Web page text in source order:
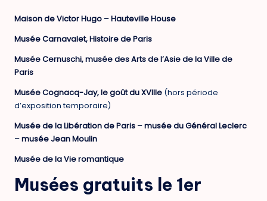
Maison de Victor Hugo – Hauteville House
Musée Carnavalet, Histoire de Paris
Musée Cernuschi, musée des Arts de l’Asie de la Ville de
Paris
Musée Cognacq-Jay, le goût du XVIIIe (hors période
d’exposition temporaire)
Musée de la Libération de Paris – musée du Général Leclerc
– musée Jean Moulin
Musée de la Vie romantique
Musées gratuits le 1er